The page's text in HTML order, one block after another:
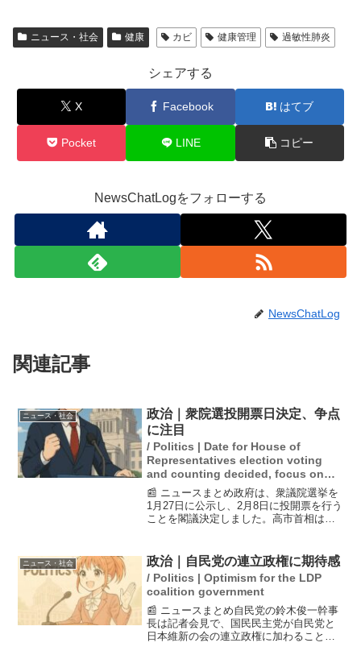
ニュース・社会 健康 カビ 健康管理 過敏性肺炎
シェアする
X Facebook はてブ
Pocket LINE コピー
NewsChatLogをフォローする
NewsChatLog
関連記事
ニュース・社会
政治｜衆院選投開票日決定、争点
に注目
/ Politics | Date for House of
Representatives election voting
and counting decided, focus on
key issues
📰 ニュースまとめ政府は、衆議院選挙を
1月27日に公示し、2月8日に投開票を行う
ことを閣議決定しました。高市首相は衆
しては、消費税の減税や社会保障改革が
挙げられ、各党...
ニュース・社会 政治｜自民党の連立政権に期待感
/ Politics | Optimism for the LDP
coalition government
📰 ニュースまとめ自民党の鈴木俊一幹事
長は記者会見で、国民民主党が自民党と
日本維新の会の連立政権に加わることを